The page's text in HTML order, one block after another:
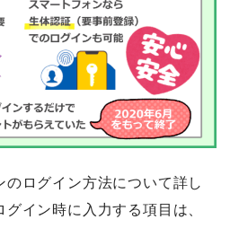
のログイン方法について詳し
イン時に入力する項目は、